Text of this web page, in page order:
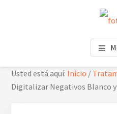
Usted está aquí: Inicio /
Digitalizar Negativos Blanco